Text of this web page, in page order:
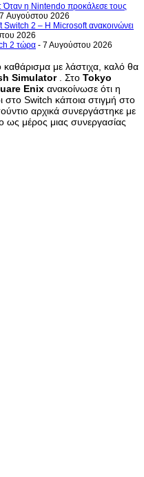
Όταν η Nintendo προκάλεσε τους
Αυγούστου 2026
Switch 2 – Η Microsoft ανακοινώνει
2026
2 τώρα - 7 Αυγούστου 2026
με λάστιχα, καλό θα
Simulator. Στο Tokyo
Enix ανακοίνωσε ότι η
στο Switch κάποια στιγμή στο
αρχικά συνεργάστηκε με
ως μέρος μιας συνεργασίας